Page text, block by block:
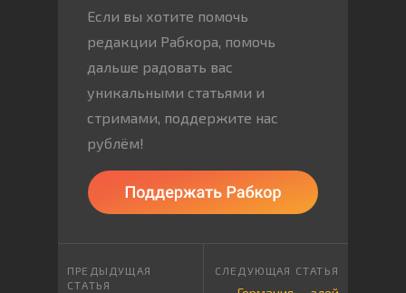
Если вы хотите помочь
редакции Рабкора, помочь
дальше радовать вас
уникальными статьями и
стримами, поддержите нас
рублём!